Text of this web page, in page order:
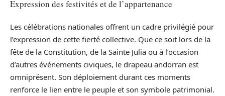
Expression des festivités et de l’appartenance
Les célébrations nationales offrent un cadre privilégié pour
l’expression de cette fierté collective. Que ce soit lors de la
fête de la Constitution, de la Sainte Julia ou à l’occasion
d’autres événements civiques, le drapeau andorran est
omniprésent. Son déploiement durant ces moments
renforce le lien entre le peuple et son symbole patrimonial.